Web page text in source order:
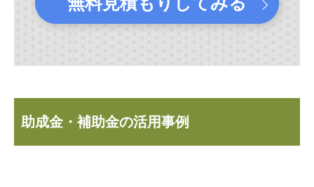
助成金・補助金の活用事例